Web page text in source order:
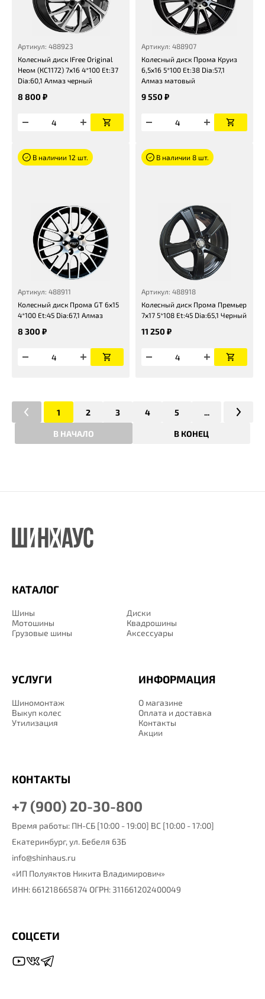
Артикул: 488923
Колесный диск IFree Original
Неом (КС1172) 7x16 4*100 Et:37
Dia:60,1 Алмаз черный
8 800 ₽
Артикул: 488907
Колесный диск Прома Круиз
6,5x16 5*100 Et:38 Dia:57,1
Алмаз матовый
9 550 ₽
В наличии 12 шт.
Артикул: 488911
Колесный диск Прома GT 6x15
4*100 Et:45 Dia:67,1 Алмаз
8 300 ₽
В наличии 8 шт.
Артикул: 488918
Колесный диск Прома Премьер
7x17 5*108 Et:45 Dia:65,1 Черный
11 250 ₽
В НАЧАЛО
1 2 3 4 5 ...
В КОНЕЦ
КАТАЛОГ
Шины
Диски
Мотошины
Квадрошины
Грузовые шины
Аксессуары
ИНФОРМАЦИЯ
О магазине
Оплата и доставка
Контакты
Акции
УСЛУГИ
Шиномонтаж
Выкуп колес
Утилизация
КОНТАКТЫ
+7 (900) 20-30-800
Время работы: ПН-СБ [10:00 - 19:00] ВС [10:00 - 17:00]
Екатеринбург, ул. Бебеля 63Б
info@shinhaus.ru
«ИП Полуяктов Никита Владимирович»
ИНН: 661218665874 ОГРН: 311661202400049
СОЦСЕТИ